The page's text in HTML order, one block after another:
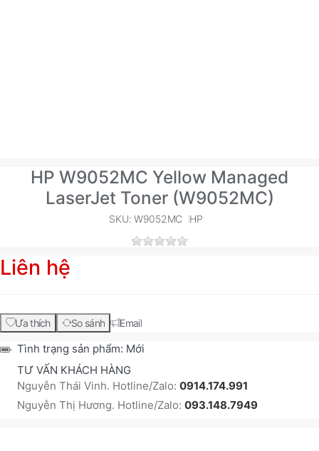
HP W9052MC Yellow Managed
LaserJet Toner (W9052MC)
SKU: W9052MC HP
Liên hệ
Ưa thích So sánh Email
Tình trạng sản phẩm: Mới
TƯ VẤN KHÁCH HÀNG
Nguyễn Thái Vinh. Hotline/Zalo: 0914.174.991
Nguyễn Thị Hương. Hotline/Zalo: 093.148.7949